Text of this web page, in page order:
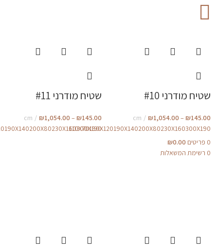
0 פריטים ₪0.00
0 רשימת המשאלות
שטיח מודרני #10
₪145.00
–
₪1,054.00
cm
שטיח מודרני #11
₪145.00
–
₪1,054.00
cm
110X70180X120190X140200X80230X160300X190
190X140200X80230X160300X190